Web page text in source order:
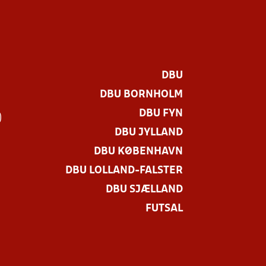
DBU
DBU BORNHOLM
DBU FYN
DBU JYLLAND
DBU KØBENHAVN
DBU LOLLAND-FALSTER
DBU SJÆLLAND
FUTSAL